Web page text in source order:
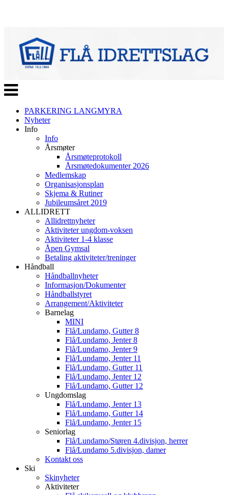
Veksle
navigasjon
PARKERING LANGMYRA
Nyheter
Info
Info
Årsmøter
Årsmøteprotokoll
Årsmøtedokumenter 2026
Medlemskap
Organisasjonsplan
Skjema & Rutiner
Jubileumsåret 2019
ALLIDRETT
Allidrettnyheter
Aktiviteter ungdom-voksen
Aktiviteter 1-4 klasse
Åpen Gymsal
Betaling aktiviteter/treninger
Håndball
Håndballnyheter
Informasjon/Dokumenter
Håndballstyret
Arrangement/Aktiviteter
Barnelag
MINI
Flå/Lundamo, Gutter 8
Flå/Lundamo, Jenter 8
Flå/Lundamo, Jenter 9
Flå/Lundamo, Jenter 11
Flå/Lundamo, Gutter 11
Flå/Lundamo, Jenter 12
Flå/Lundamo, Gutter 12
Ungdomslag
Flå/Lundamo, Jenter 13
Flå/Lundamo, Gutter 14
Flå/Lundamo, Jenter 15
Seniorlag
Flå/Lundamo/Støren 4.divisjon, herrer
Flå/Lundamo 5.divisjon, damer
Kontakt oss
Ski
Skinyheter
Aktiviteter